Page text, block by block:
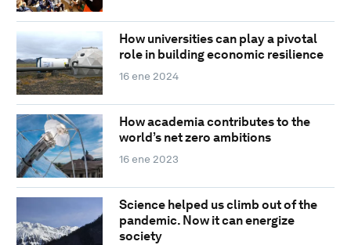
How universities can play a pivotal
role in building economic resilience
16 ene 2024
How academia contributes to the
world’s net zero ambitions
16 ene 2023
Science helped us climb out of the
pandemic. Now it can energize
society